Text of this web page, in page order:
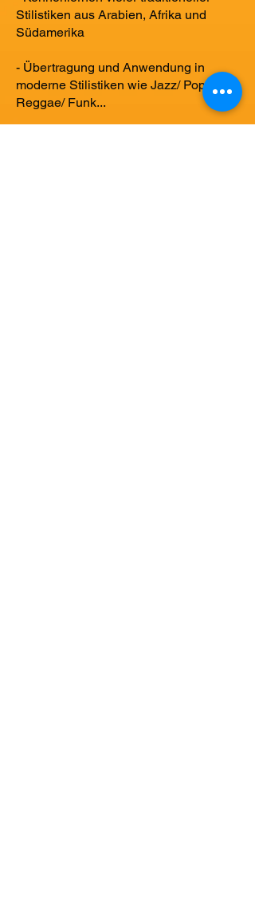
Stilistiken aus Arabien, Afrika und
Südamerika
- Übertragung und Anwendung in
moderne Stilistiken wie Jazz/ Pop/
Reggae/ Funk...